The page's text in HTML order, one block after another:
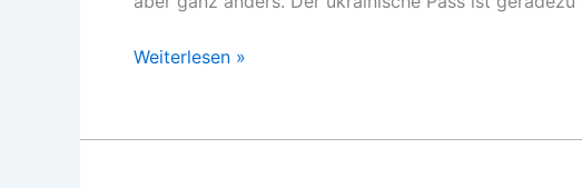
fern.
Dienstag,
2024,
Weiterlesen »